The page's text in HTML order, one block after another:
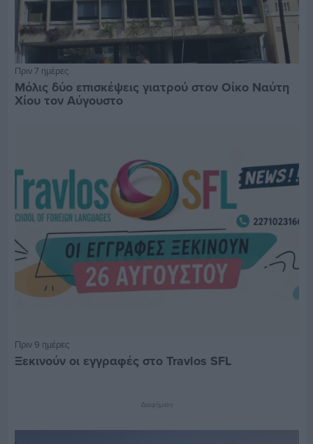
Πριν 7 ημέρες
Μόλις δύο επισκέψεις γιατρού στον Οίκο Ναύτη
Χίου τον Αύγουστο
Πριν 9 ημέρες
Ξεκινούν οι εγγραφές στο Travlos SFL
Διαφήμιση